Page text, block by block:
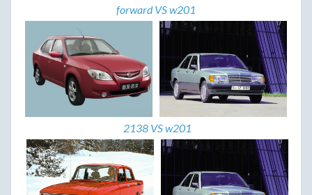
forward VS w201
2138 VS w201